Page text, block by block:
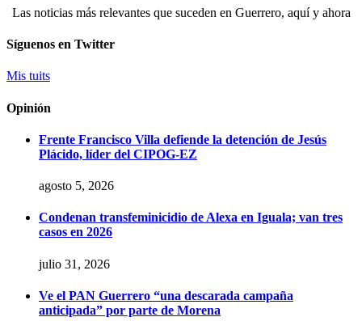
Las noticias más relevantes que suceden en Guerrero, aquí y ahora
Síguenos en Twitter
Mis tuits
Opinión
Frente Francisco Villa defiende la detención de Jesús
Plácido, líder del CIPOG-EZ
agosto 5, 2026
Condenan transfeminicidio de Alexa en Iguala; van tres
casos en 2026
julio 31, 2026
Ve el PAN Guerrero “una descarada campaña
anticipada” por parte de Morena